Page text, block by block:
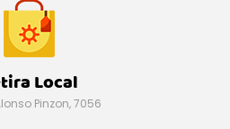
Local
Pinzon, 7056